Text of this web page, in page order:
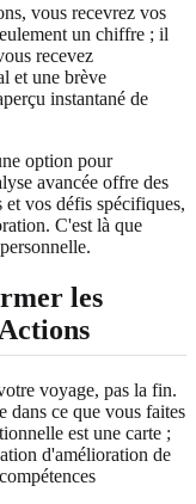
vous recevrez vos
un chiffre ; il
recevez
et une brève
instantané de
option pour
avancée offre des
et vos défis spécifiques,
C'est là que
les
voyage, pas la fin.
dans ce que vous faites
est une carte ;
d'amélioration de